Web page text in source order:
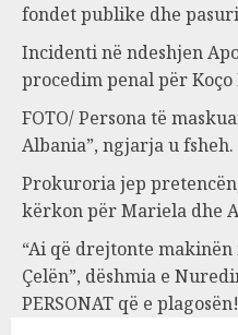
fondet publike dhe
Incidenti në ndeshjen
procedim penal për
FOTO/ Persona të
Albania”, ngjarja u
Prokuroria jep
kërkon për Mariela dhe
“Ai që drejtonte
Çelën”, dëshmia e
PERSONAT që e plagosën!